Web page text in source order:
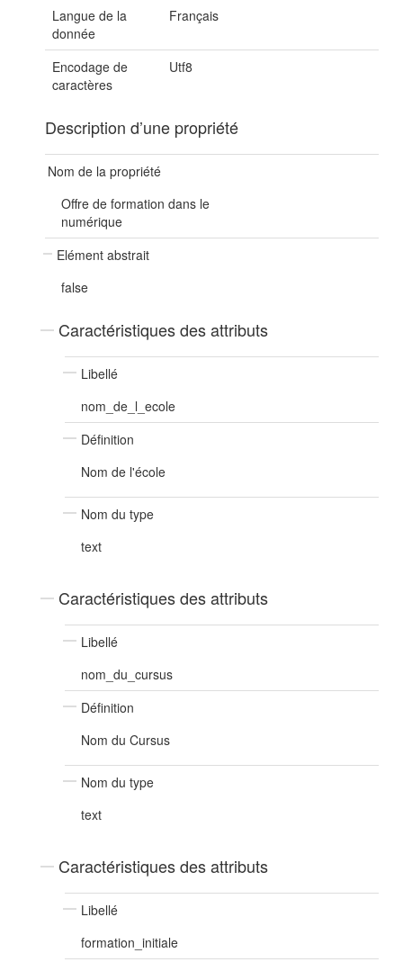
Langue de la
donnée
Français
Encodage de
caractères
Utf8
Description d’une propriété
Nom de la propriété
Offre de formation dans le
numérique
Elément abstrait
false
Caractéristiques des attributs
Libellé
nom_de_l_ecole
Définition
Nom de l'école
Nom du type
text
Caractéristiques des attributs
Libellé
nom_du_cursus
Définition
Nom du Cursus
Nom du type
text
Caractéristiques des attributs
Libellé
formation_initiale